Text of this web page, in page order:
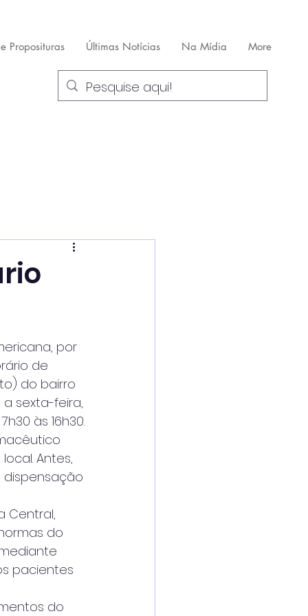
Proposituras Últimas Notícias Na Mídia More
por
de
do bairro
a sexta-feira,
às 16h30.
Antes,
dispensação
Central,
do
pacientes
do